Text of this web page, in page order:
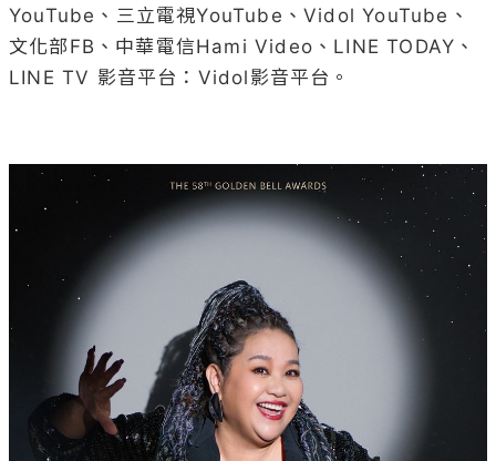
YouTube、三立電視YouTube、Vidol YouTube、
文化部FB、中華電信Hami Video、LINE TODAY、
LINE TV 影音平台：Vidol影音平台。